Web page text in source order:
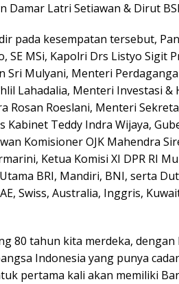
Damar Latri Setiawan & Dirut
pada kesempatan tersebut,
SE MSi, Kapolri Drs Listyo Sigit
Sri Mulyani, Menteri
Lahadalia, Menteri Investasi &
Rosan Roeslani, Menteri
Kabinet Teddy Indra Wijaya,
Komisioner OJK Mahendra
Ketua Komisi XI DPR RI
BRI, Mandiri, BNI, serta
Swiss, Australia, Inggris,
80 tahun kita merdeka,
Indonesia yang punya
pertama kali akan memiliki